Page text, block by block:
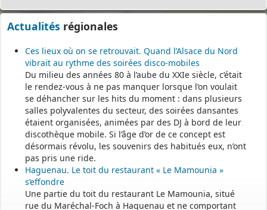
Actualités régionales
Ces lieux où on se retrouvait. Quand l’Alsace du Nord
vibrait au rythme des soirées disco-mobiles
Du milieu des années 80 à l’aube du XXIe siècle, c’était
le rendez-vous à ne pas manquer lorsque l’on voulait
se déhancher sur les hits du moment : dans plusieurs
salles polyvalentes du secteur, des soirées dansantes
étaient organisées, animées par des DJ à bord de leur
discothèque mobile. Si l’âge d’or de ce concept est
désormais révolu, les souvenirs des habitués eux, n’ont
pas pris une ride.
Haguenau. Le toit du restaurant « Le Mamounia »
s’effondre
Une partie du toit du restaurant Le Mamounia, situé
rue du Maréchal-Foch à Haguenau et ne comportant